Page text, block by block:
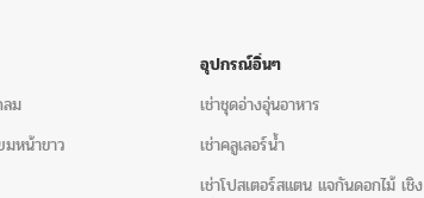
ลม
มหน้าขาว
อุปกรณ์อิ่นๆ
เช่าชุดอ่างอุ่นอาหาร
เช่าคลูเลอร์น้ำ
เช่าโปสเตอร์สแตน แจกันดอกไม้ เชิง